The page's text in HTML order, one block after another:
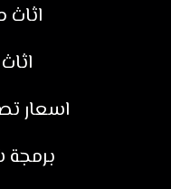
اسعار
برمجة